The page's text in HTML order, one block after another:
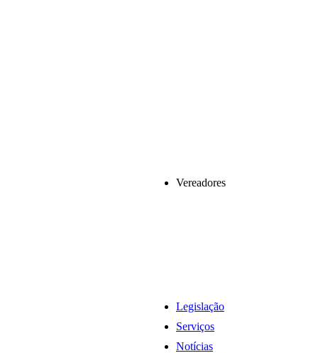
Vereadores
Legislação
Serviços
Notícias